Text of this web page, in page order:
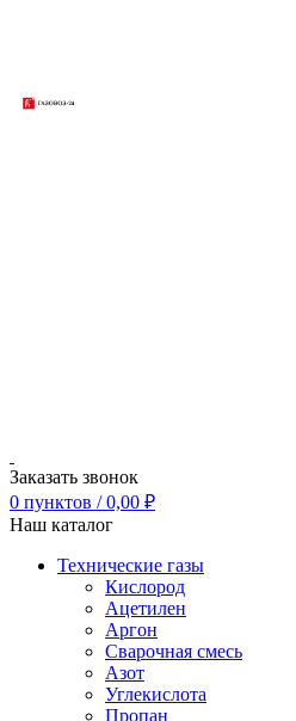
Заказать звонок
0 пунктов / 0,00 ₽
Наш каталог
Технические газы
Кислород
Ацетилен
Аргон
Сварочная смесь
Азот
Углекислота
Пропан